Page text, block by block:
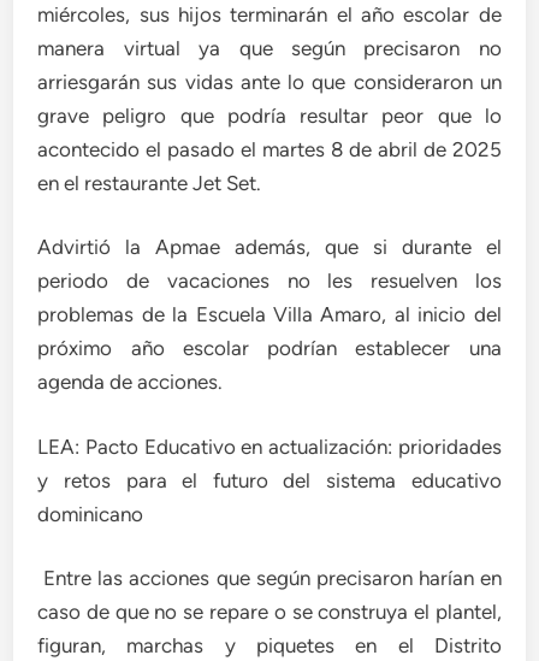
miércoles, sus hijos terminarán el año escolar de
manera virtual ya que según precisaron no
arriesgarán sus vidas ante lo que consideraron un
grave peligro que podría resultar peor que lo
acontecido el pasado el martes 8 de abril de 2025
en el restaurante Jet Set.
Advirtió la Apmae además, que si durante el
periodo de vacaciones no les resuelven los
problemas de la Escuela Villa Amaro, al inicio del
próximo año escolar podrían establecer una
agenda de acciones.
LEA: Pacto Educativo en actualización: prioridades
y retos para el futuro del sistema educativo
dominicano
Entre las acciones que según precisaron harían en
caso de que no se repare o se construya el plantel,
figuran, marchas y piquetes en el Distrito